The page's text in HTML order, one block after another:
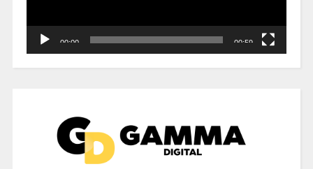
00:00 00:59